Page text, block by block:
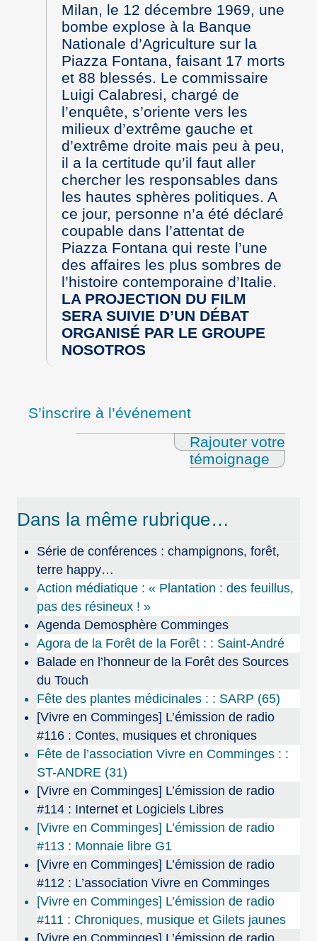
Milan, le 12 décembre 1969, une
bombe explose à la Banque
Nationale d’Agriculture sur la
Piazza Fontana, faisant 17 morts
et 88 blessés. Le commissaire
Luigi Calabresi, chargé de
l’enquête, s’oriente vers les
milieux d’extrême gauche et
d’extrême droite mais peu à peu,
il a la certitude qu’il faut aller
chercher les responsables dans
les hautes sphères politiques. A
ce jour, personne n’a été déclaré
coupable dans l’attentat de
Piazza Fontana qui reste l’une
des affaires les plus sombres de
l’histoire contemporaine d’Italie.
LA PROJECTION DU FILM
SERA SUIVIE D’UN DÉBAT
ORGANISÉ PAR LE GROUPE
NOSOTROS
S’inscrire à l’événement
Rajouter votre
témoignage
Dans la même rubrique…
Série de conférences : champignons, forêt,
terre happy…
Action médiatique : « Plantation : des feuillus,
pas des résineux ! »
Agenda Demosphère Comminges
Agora de la Forêt de la Forêt : : Saint-André
Balade en l’honneur de la Forêt des Sources
du Touch
Fête des plantes médicinales : : SARP (65)
[Vivre en Comminges] L’émission de radio
#116 : Contes, musiques et chroniques
Fête de l’association Vivre en Comminges : :
ST-ANDRE (31)
[Vivre en Comminges] L’émission de radio
#114 : Internet et Logiciels Libres
[Vivre en Comminges] L’émission de radio
#113 : Monnaie libre G1
[Vivre en Comminges] L’émission de radio
#112 : L’association Vivre en Comminges
[Vivre en Comminges] L’émission de radio
#111 : Chroniques, musique et Gilets jaunes
[Vivre en Comminges] L’émission de radio